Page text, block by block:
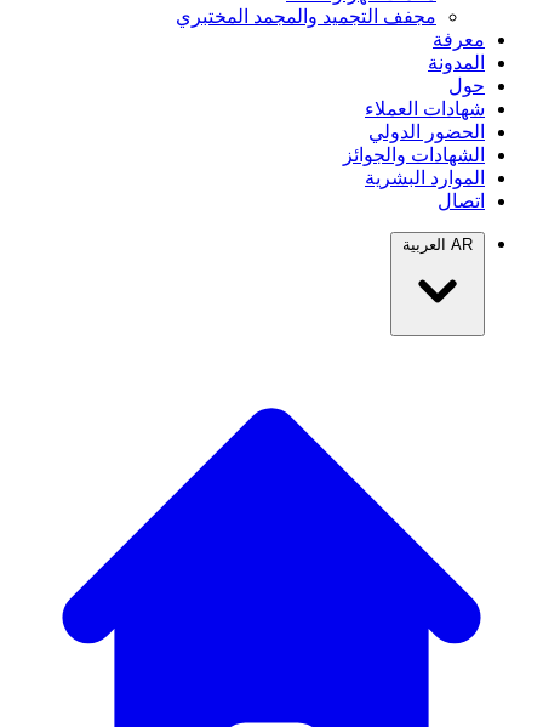
مجفف التجميد والمجمد المختبري
معرفة
المدونة
حول
شهادات العملاء
الحضور الدولي
الشهادات والجوائز
الموارد البشرية
اتصال
AR العربية